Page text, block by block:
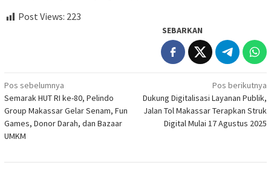
Post Views: 223
SEBARKAN
Navigasi
pos
Pos sebelumnya
Semarak HUT RI ke-80, Pelindo
Group Makassar Gelar Senam, Fun
Games, Donor Darah, dan Bazaar
UMKM
Pos berikutnya
Dukung Digitalisasi Layanan Publik,
Jalan Tol Makassar Terapkan Struk
Digital Mulai 17 Agustus 2025